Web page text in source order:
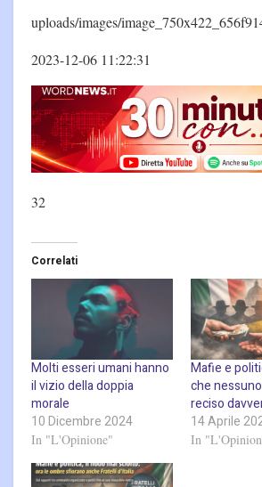
uploads/images/
2023-12-06 11:22:31
32
Correlati
Molti esseri umani hanno
il vizio della doppia
morale
10 Dicembre 2024
In "L'Opinione"
Mafie e
che
reciso
14 Aprile
In